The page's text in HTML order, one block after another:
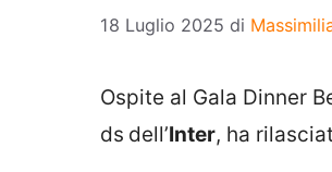
18 Luglio 2025 di
Ospite al Gala Dinner
ds dell’Inter, ha